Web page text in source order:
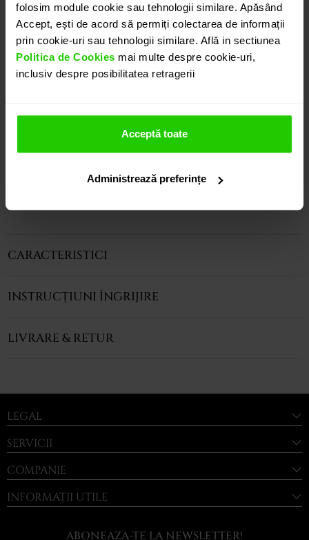
folosim module cookie sau tehnologii similare. Apăsând
Accept, ești de acord să permiți colectarea de informații
prin cookie-uri sau tehnologii similare. Află in sectiunea
Politica de Cookies mai multe despre cookie-uri,
inclusiv despre posibilitatea retragerii
Acceptă toate
Administrează preferințe
PANDANTIV VESTA
Pandantivul CASIANI VESTA prezinta un opal alb de
16.66 ct. si diamante ( 0.136 ct.) montate in aur
Diverse variatii precum si modele complementare
prezentata pe site cat si vizitand showroom-ul
CARACTERISTICI
INSTRUCȚIUNI ÎNGRIJIRE
LIVRARE & RETUR
LEGAL
SERVICII
COMPANIE
INFORMAȚII UTILE
ABONEAZA-TE LA NEWSLETTER!